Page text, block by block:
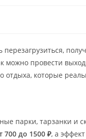
можно провести
отдыха, которые
парки, тарзанки и
700 до 1500 ₽, а